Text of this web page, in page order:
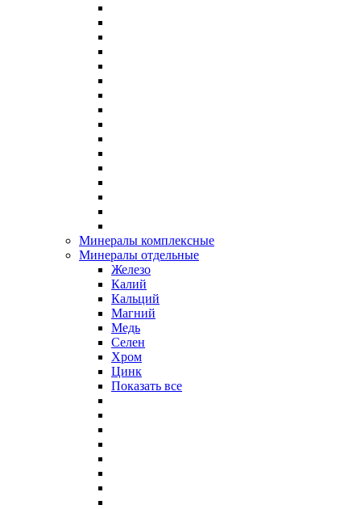
Минералы комплексные
Минералы отдельные
Железо
Калий
Кальций
Магний
Медь
Селен
Хром
Цинк
Показать все